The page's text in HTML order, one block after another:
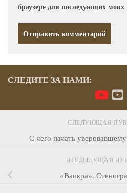
браузере для последующих
СЛЕДИТЕ ЗА НАМИ:
СЛЕДУЮЩАЯ
С чего начать
ПРЕДЫДУЩАЯ
«Ваикра».